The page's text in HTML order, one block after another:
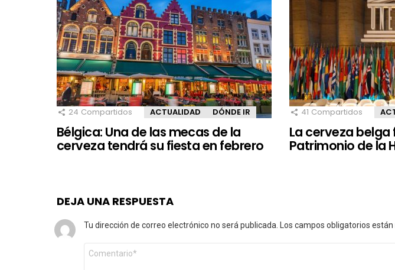
24 Compartidos ACTUALIDAD DÓNDE IR
Bélgica: Una de las mecas de la
cerveza tendrá su fiesta en febrero
41 Compartidos
La cerveza
Patrimonio de la
DEJA UNA RESPUESTA
Tu dirección de correo electrónico no será publicada. Los campos obligatorios
Comentario